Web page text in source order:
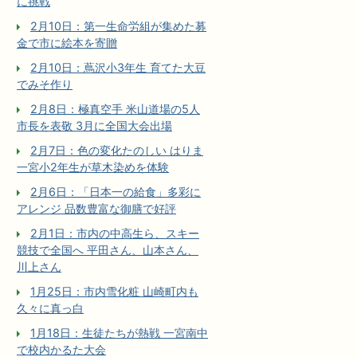
2月10日：第一生命労組が集めた募
金で市に絵本を寄贈
2月10日：蔦沢小3年生 育てた大豆
でみそ作り
2月8日：極真空手 米山道場の5人
市長を表敬 3月に全国大会出場
2月7日：色の変化たのしい はりま
一宮小2年生が草木染めを体験
2月6日：「日本一の給食」多彩に
アレンジ 品数豊富な御膳で好評
2月1日：市内の中高生ら、スキー
競技で全国へ 平田さん、山本さん、
川上さん
1月25日：市内雪化粧 山崎町内も
久々に真っ白
1月18日：生徒たちが熱戦 一宮南中
で校内かるた大会